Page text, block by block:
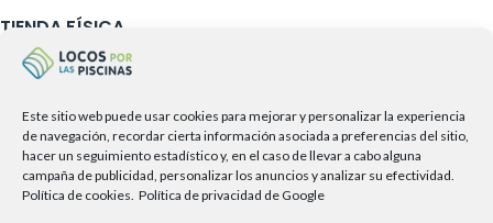
Este sitio web puede usar cookies para mejorar y personalizar la experiencia
de navegación, recordar cierta información asociada a preferencias del sitio,
hacer un seguimiento estadístico y, en el caso de llevar a cabo alguna
campaña de publicidad, personalizar los anuncios y analizar su efectividad.
Política de cookies. Política de privacidad de Google
TIENDA FÍSICA